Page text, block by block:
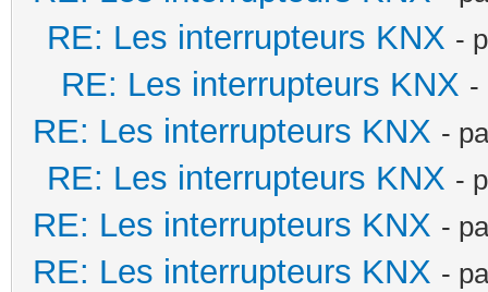
RE: Les interrupteurs KNX -
RE: Les interrupteurs KNX -
RE: Les interrupteurs KNX -
RE: Les interrupteurs KNX -
RE: Les interrupteurs KNX -
RE: Les interrupteurs KNX -